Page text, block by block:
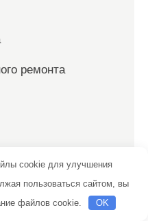
ремонта
cookie для улучшения
пользоваться сайтом, вы
файлов cookie.
OK